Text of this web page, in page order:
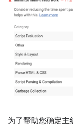
为了帮助您确定